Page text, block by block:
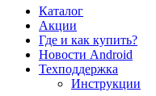
Каталог
Акции
Где и как купить?
Новости Android
Техподдержка
Инструкции